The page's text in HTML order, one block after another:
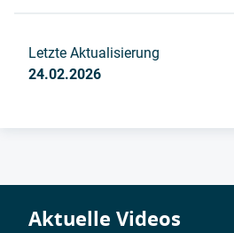
Letzte Aktualisierung
24.02.2026
Aktuelle Videos